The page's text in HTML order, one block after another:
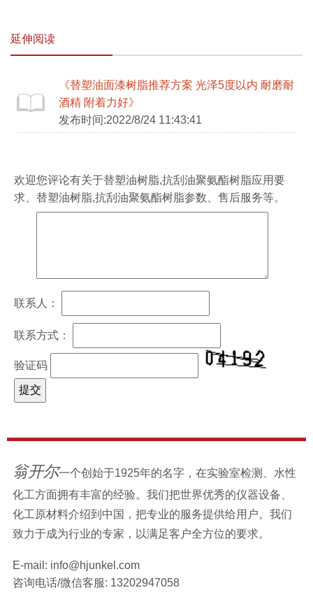
延伸阅读
《替塑油面漆树脂推荐方案 光泽5度以内 耐磨耐
酒精 附着力好》
发布时间:2022/8/24 11:43:41
欢迎您评论有关于替塑油树脂,抗刮油聚氨酯树脂应用要
求、 替塑油树脂,抗刮油聚氨酯树脂参数、售后服务等。
联系人：
联系方式：
验证码
翁开尔一个创始于1925年的名字，在实验室检测、水性
化工方面拥有丰富的经验。我们把世界优秀的仪器设备、
化工原材料介绍到中国，把专业的服务提供给用户。我们
致力于成为行业的专家，以满足客户全方位的要求。
E-mail: info@hjunkel.com
咨询电话/微信客服: 13202947058